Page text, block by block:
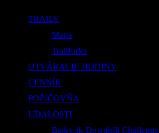
TRAILY
Mapa
Trailforks
OTVÁRACIE HODINY
CENNÍK
POŽIČOVŇA
UDALOSTI
Bajky.sk Downhill Challenge